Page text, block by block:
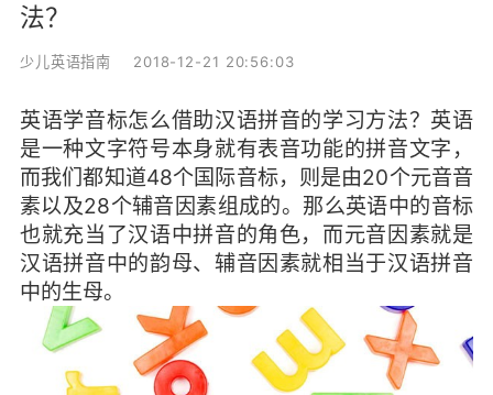
法？
少儿英语指南 2018-12-21 20:56:03
英语学音标怎么借助汉语拼音的学习方法？英语
是一种文字符号本身就有表音功能的拼音文字，
而我们都知道48个国际音标，则是由20个元音音
素以及28个辅音因素组成的。那么英语中的音标
也就充当了汉语中拼音的角色，而元音因素就是
汉语拼音中的韵母、辅音因素就相当于汉语拼音
中的生母。